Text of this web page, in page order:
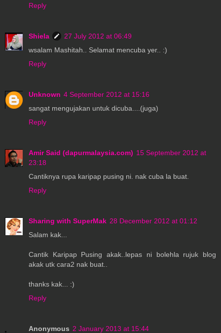
Reply
Shiela
27 July 2012 at 06:49
wsalam Mashitah.. Selamat mencuba yer.. :)
Reply
Unknown 4 September 2012 at 15:16
sangat mengujakan untuk dicuba....(juga)
Reply
Amir Said (dapurmalaysia.com) 15 September 2012 at
23:18
Cantiknya rupa karipap pusing ni. nak cuba la buat.
Reply
Sharing with SuperMak 28 December 2012 at 01:12
Salam kak...
Cantik Karipap Pusing akak..lepas ni bolehla rujuk blog
akak utk cara2 nak buat..
thanks kak... :)
Reply
Anonymous 2 January 2013 at 15:44